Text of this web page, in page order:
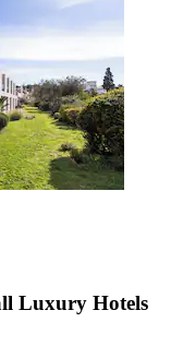
Luxury Hotels